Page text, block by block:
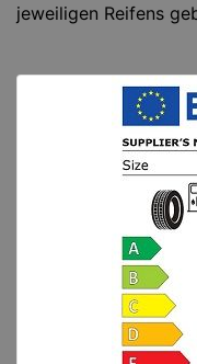
jeweiligen Reifens
eu-reifenlabel.jpg